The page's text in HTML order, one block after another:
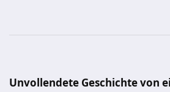
Unvollendete Geschichte von